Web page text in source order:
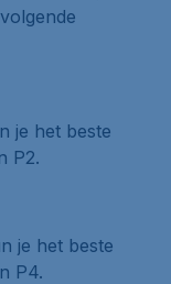
je het beste
P2.
je het beste
P4.